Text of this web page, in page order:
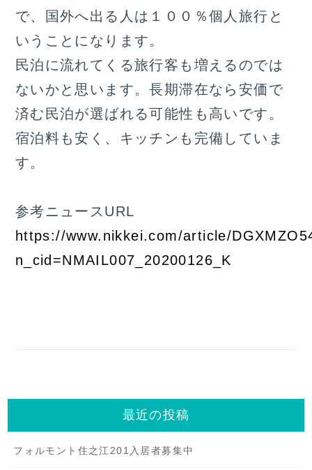
で、国外へ出る人は１００％個人旅行と
いうことになります。
民泊に流れてくる旅行客も増えるのでは
ないかと思います。長期滞在なら安価で
済む民泊が選ばれる可能性も高いです。
宿泊料も安く、キッチンも完備していま
す。
参考ニュースURL
https://www.nikkei.com/article/
n_cid=NMAIL007_20200126_K
最近の投稿
フォルモント住之江201入居者募集中